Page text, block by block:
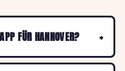
FÜR HANNOVER?